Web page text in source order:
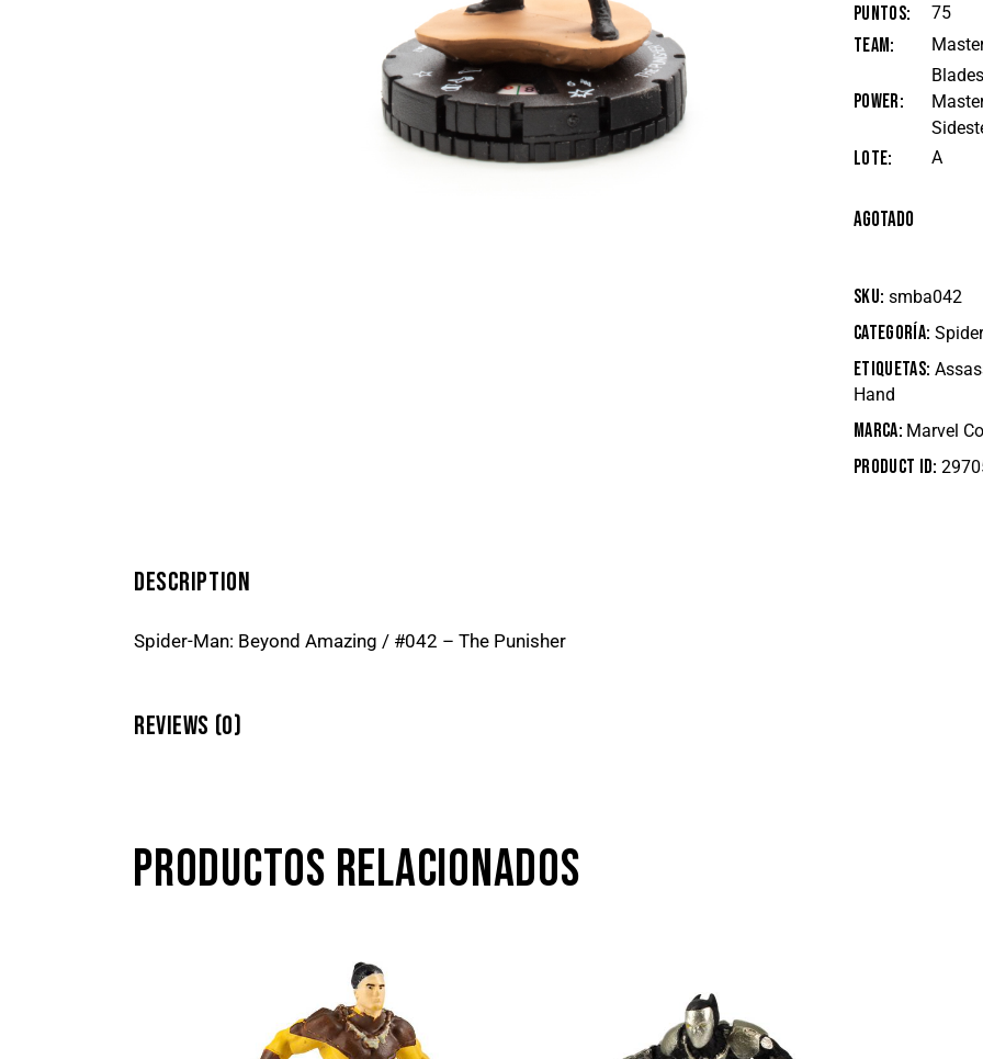
Puntos 75
Team
Power
Lote A
Agotado
SKU: smba042
Categoría:
Etiquetas:
Hand
Marca: Marvel
Product ID:
DESCRIPTION
Spider-Man: Beyond Amazing / #042 – The Punisher
REVIEWS (0)
PRODUCTOS RELACIONADOS